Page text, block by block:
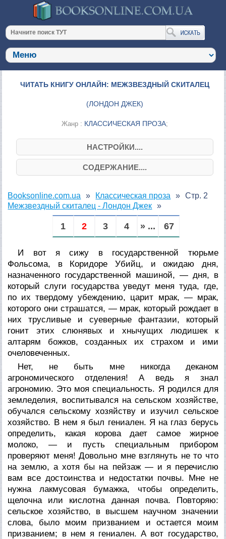
ЧИТАТЬ КНИГУ ОНЛАЙН: МЕЖЗВЕЗДНЫЙ СКИТАЛЕЦ
(ЛОНДОН ДЖЕК)
Жанр : КЛАССИЧЕСКАЯ ПРОЗА;
НАСТРОЙКИ....
СОДЕРЖАНИЕ....
Booksonline.com.ua
Классическая проза
Межзвездный скиталец - Лондон Джек
Стр. 2
1 2 3 4 » ... 67
И вот я сижу в государственной тюрьме
Фольсома, в Коридоре Убийц, и ожидаю дня,
назначенного государственной машиной, — дня, в
который слуги государства уведут меня туда, где,
по их твердому убеждению, царит мрак, — мрак,
которого они страшатся, — мрак, который рождает в
них трусливые и суеверные фантазии, который
гонит этих слюнявых и хнычущих людишек к
алтарям божков, созданных их страхом и ими
очеловеченных.
Нет, не быть мне никогда деканом
агрономического отделения! А ведь я знал
агрономию. Это моя специальность. Я родился для
земледелия, воспитывался на сельском хозяйстве,
обучался сельскому хозяйству и изучил сельское
хозяйство. В нем я был гениален. Я на глаз берусь
определить, какая корова дает самое жирное
молоко, — и пусть специальным прибором
проверяют меня! Довольно мне взглянуть не то что
на землю, а хотя бы на пейзаж — и я перечислю
вам все достоинства и недостатки почвы. Мне не
нужна лакмусовая бумажка, чтобы определить,
щелочна или кислотна данная почва. Повторяю:
сельское хозяйство, в высшем научном значении
слова, было моим призванием и остается моим
призванием; в нем я гениален. А вот государство,